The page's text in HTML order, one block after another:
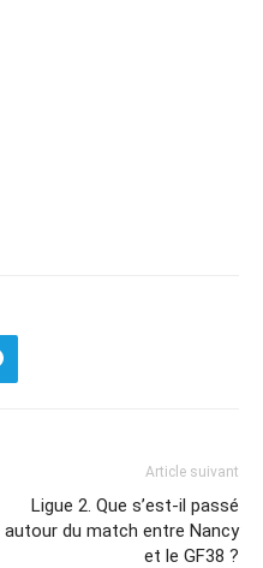
Article suivant
Ligue 2. Que s’est-il passé
autour du match entre Nancy
et le GF38 ?